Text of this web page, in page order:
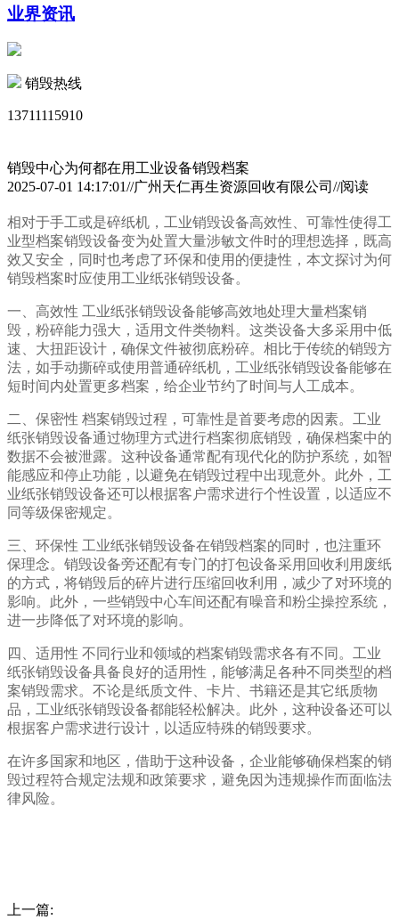
业界资讯
销毁热线
13711115910
销毁中心为何都在用工业设备销毁档案
2025-07-01 14:17:01//广州天仁再生资源回收有限公司//阅读
相对于手工或是碎纸机，工业销毁设备高效性、可靠性使得工
业型档案销毁设备变为处置大量涉敏文件时的理想选择，既高
效又安全，同时也考虑了环保和使用的便捷性，本文探讨为何
销毁档案时应使用工业纸张销毁设备。
一、高效性 工业纸张销毁设备能够高效地处理大量档案销
毁，粉碎能力强大，适用文件类物料。这类设备大多采用中低
速、大扭距设计，确保文件被彻底粉碎。相比于传统的销毁方
法，如手动撕碎或使用普通碎纸机，工业纸张销毁设备能够在
短时间内处置更多档案，给企业节约了时间与人工成本。
二、保密性 档案销毁过程，可靠性是首要考虑的因素。工业
纸张销毁设备通过物理方式进行档案彻底销毁，确保档案中的
数据不会被泄露。这种设备通常配有现代化的防护系统，如智
能感应和停止功能，以避免在销毁过程中出现意外。此外，工
业纸张销毁设备还可以根据客户需求进行个性设置，以适应不
同等级保密规定。
三、环保性 工业纸张销毁设备在销毁档案的同时，也注重环
保理念。销毁设备旁还配有专门的打包设备采用回收利用废纸
的方式，将销毁后的碎片进行压缩回收利用，减少了对环境的
影响。此外，一些销毁中心车间还配有噪音和粉尘操控系统，
进一步降低了对环境的影响。
四、适用性 不同行业和领域的档案销毁需求各有不同。工业
纸张销毁设备具备良好的适用性，能够满足各种不同类型的档
案销毁需求。不论是纸质文件、卡片、书籍还是其它纸质物
品，工业纸张销毁设备都能轻松解决。此外，这种设备还可以
根据客户需求进行设计，以适应特殊的销毁要求。
在许多国家和地区，借助于这种设备，企业能够确保档案的销
毁过程符合规定法规和政策要求，避免因为违规操作而面临法
律风险。
上一篇: